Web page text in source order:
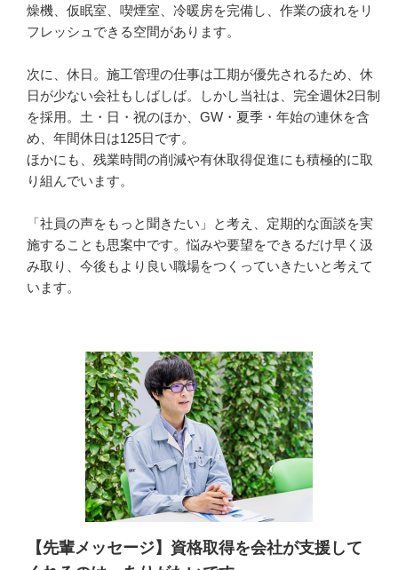
燥機、仮眠室、喫煙室、冷暖房を完備し、作業の疲れをリ
フレッシュできる空間があります。
次に、休日。施工管理の仕事は工期が優先されるため、休
日が少ない会社もしばしば。しかし当社は、完全週休2日制
を採用。土・日・祝のほか、GW・夏季・年始の連休を含
め、年間休日は125日です。
ほかにも、残業時間の削減や有休取得促進にも積極的に取
り組んでいます。
「社員の声をもっと聞きたい」と考え、定期的な面談を実
施することも思案中です。悩みや要望をできるだけ早く汲
み取り、今後もより良い職場をつくっていきたいと考えて
います。
【先輩メッセージ】資格取得を会社が支援して